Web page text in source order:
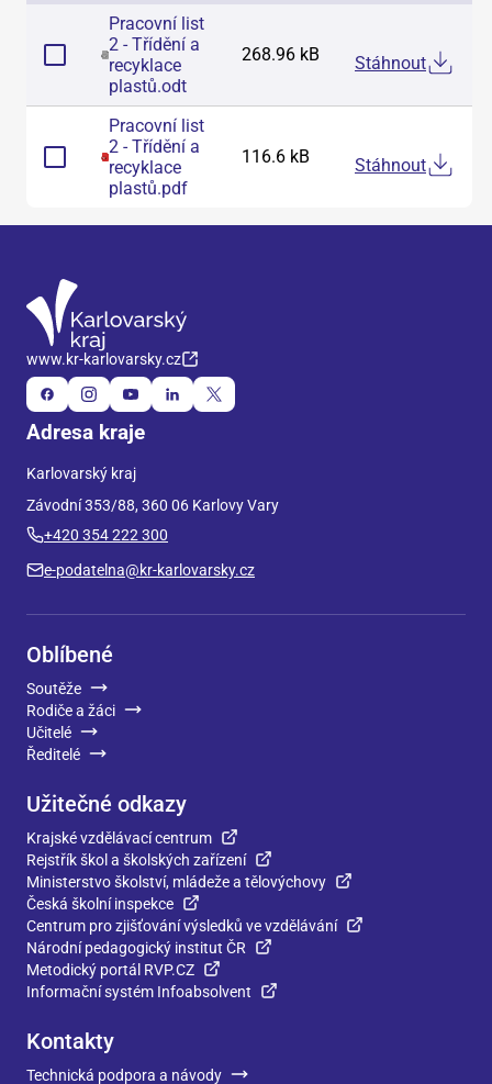
Pracovní list
2 - Třídění a
recyklace
plastů.odt
268.96 kB Stáhnout
Pracovní list
2 - Třídění a
recyklace
plastů.pdf
116.6 kB Stáhnout
www.kr-karlovarsky.cz
Adresa kraje
Karlovarský kraj
Závodní 353/88, 360 06 Karlovy Vary
+420 354 222 300
e-podatelna@kr-karlovarsky.cz
Oblíbené
Soutěže
Rodiče a žáci
Učitelé
Ředitelé
Užitečné odkazy
Krajské vzdělávací centrum
Rejstřík škol a školských zařízení
Ministerstvo školství, mládeže a tělovýchovy
Česká školní inspekce
Centrum pro zjišťování výsledků ve vzdělávání
Národní pedagogický institut ČR
Metodický portál RVP.CZ
Informační systém Infoabsolvent
Kontakty
Technická podpora a návody